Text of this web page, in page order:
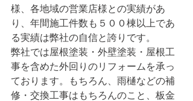
様、各地域の営業店様との実績があ
り、年間施工件数も５００棟以上であ
る実績は弊社の自信と誇りです。
弊社では屋根塗装・外壁塗装・屋根工
事を含めた外回りのリフォームを承っ
ております。もちろん、雨樋などの補
修・交換工事はもちろんのこと、板金